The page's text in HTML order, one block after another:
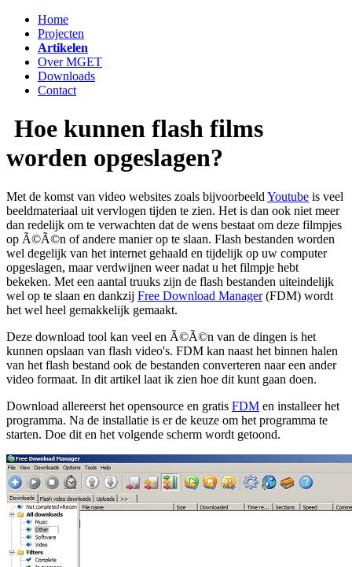
Home
Projecten
Artikelen
Over MGET
Downloads
Contact
Hoe kunnen flash films
worden opgeslagen?
Met de komst van video websites zoals bijvoorbeeld Youtube is veel
beeldmateriaal uit vervlogen tijden te zien. Het is dan ook niet meer
dan redelijk om te verwachten dat de wens bestaat om deze filmpjes
op Ã©Ã©n of andere manier op te slaan. Flash bestanden worden
wel degelijk van het internet gehaald en tijdelijk op uw computer
opgeslagen, maar verdwijnen weer nadat u het filmpje hebt
bekeken. Met een aantal truuks zijn de flash bestanden uiteindelijk
wel op te slaan en dankzij Free Download Manager(FDM) wordt
het wel heel gemakkelijk gemaakt.
Deze download tool kan veel en Ã©Ã©n van de dingen is het
kunnen opslaan van flash video's. FDM kan naast het binnen halen
van het flash bestand ook de bestanden converteren naar een ander
video formaat. In dit artikel laat ik zien hoe dit kunt gaan doen.
Download allereerst het opensource en gratis FDM en installeer het
programma. Na de installatie is er de keuze om het programma te
starten. Doe dit en het volgende scherm wordt getoond.